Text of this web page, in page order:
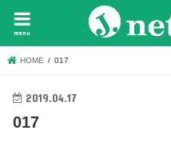
menu
HOME 017
2019.04.17
017